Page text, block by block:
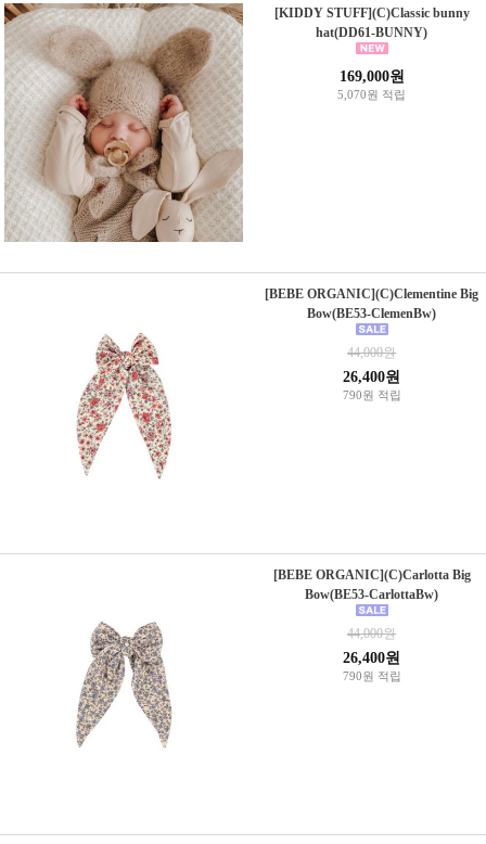
[KIDDY STUFF](C)Classic bunny
hat(DD61-BUNNY)
169,000원
5,070원 적립
[BEBE ORGANIC](C)Clementine Big
Bow(BE53-ClemenBw)
44,000원
26,400원
790원 적립
[BEBE ORGANIC](C)Carlotta Big
Bow(BE53-CarlottaBw)
44,000원
26,400원
790원 적립